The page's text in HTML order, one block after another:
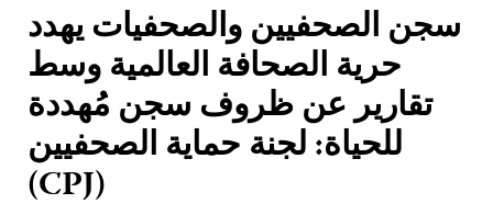
سجن الصحفيين والصحفيات يهدد
حرية الصحافة العالمية وسط
تقارير عن ظروف سجن مُهددة
للحياة: لجنة حماية الصحفيين
(CPJ)